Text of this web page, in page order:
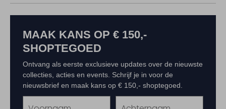
MAAK KANS OP € 150,-
SHOPTEGOED
Ontvang als eerste exclusieve updates over de nieuwste
collecties, acties en events. Schrijf je in voor de
nieuwsbrief en maak kans op € 150,- shoptegoed.